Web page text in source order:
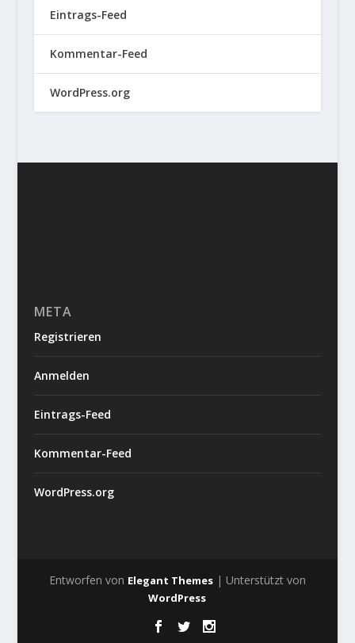
Eintrags-Feed
Kommentar-Feed
WordPress.org
META
Registrieren
Anmelden
Eintrags-Feed
Kommentar-Feed
WordPress.org
Entworfen von Elegant Themes| Unterstützt von
WordPress